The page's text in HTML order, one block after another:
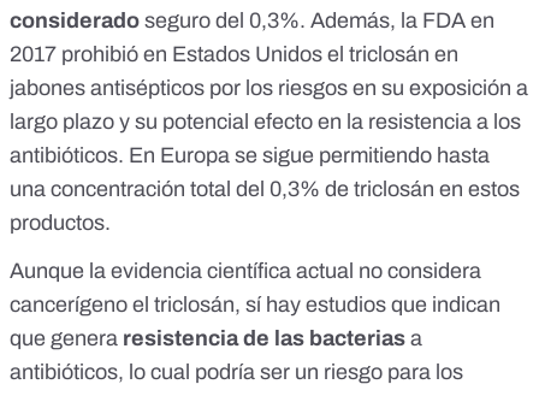
considerado seguro del 0,3%. Además, la FDA en
2017 prohibió en Estados Unidos el triclosán en
jabones antisépticos por los riesgos en su exposición a
largo plazo y su potencial efecto en la resistencia a los
antibióticos. En Europa se sigue permitiendo hasta
una concentración total del 0,3% de triclosán en estos
productos.
Aunque la evidencia científica actual no considera
cancerígeno el triclosán, sí hay estudios que indican
que genera resistenciade las bacterias a
antibióticos, lo cual podría ser un riesgo para los